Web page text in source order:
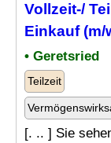
Vollzeit-/
Einkauf (m/
• Geretsried
Teilzeit
[. .. ] Sie